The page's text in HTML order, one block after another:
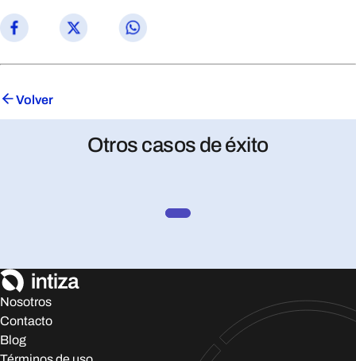
Volver
Otros casos de éxito
Nosotros
Contacto
Blog